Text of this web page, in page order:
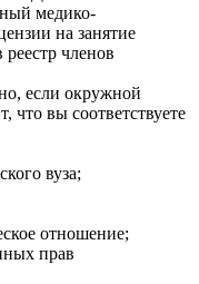
медико-
на занятие
членов
если окружной
что вы соответствуете
вуза;
отношение;
прав